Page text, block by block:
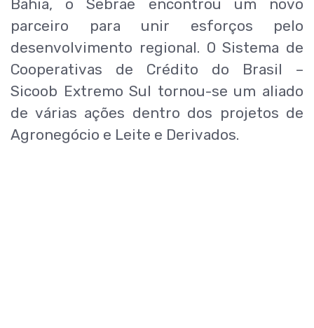
Bahia, o Sebrae encontrou um novo
parceiro para unir esforços pelo
desenvolvimento regional. O Sistema de
Cooperativas de Crédito do Brasil –
Sicoob Extremo Sul tornou-se um aliado
de várias ações dentro dos projetos de
Agronegócio e Leite e Derivados.